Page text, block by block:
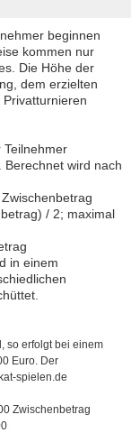
beginnen
kommen nur
Die Höhe der
dem erzielten
Teilnehmer
Berechnet wird nach
/ 2; maximal
in einem
so erfolgt bei einem
Euro. Der
spielen.de
Zwischenbetrag